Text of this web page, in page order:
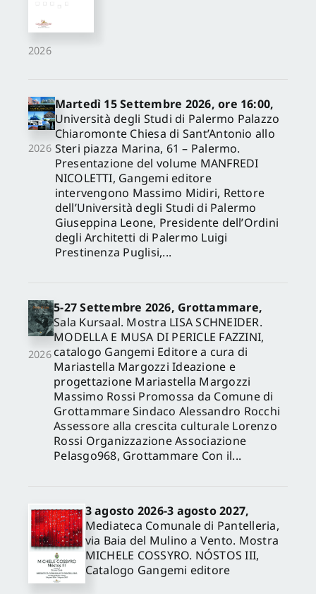
2026
2026
Martedì 15 Settembre 2026, ore 16:00,
Università degli Studi di Palermo Palazzo
Chiaromonte Chiesa di Sant’Antonio allo
Steri piazza Marina, 61 – Palermo.
Presentazione del volume MANFREDI
NICOLETTI, Gangemi editore
intervengono Massimo Midiri, Rettore
dell’Università degli Studi di Palermo
Giuseppina Leone, Presidente dell’Ordini
degli Architetti di Palermo Luigi
Prestinenza Puglisi,...
2026
5-27 Settembre 2026, Grottammare,
Sala Kursaal. Mostra LISA SCHNEIDER.
MODELLA E MUSA DI PERICLE FAZZINI,
catalogo Gangemi Editore a cura di
Mariastella Margozzi Ideazione e
progettazione Mariastella Margozzi
Massimo Rossi Promossa da Comune di
Grottammare Sindaco Alessandro Rocchi
Assessore alla crescita culturale Lorenzo
Rossi Organizzazione Associazione
Pelasgo968, Grottammare Con il...
3 agosto 2026-3 agosto 2027,
Mediateca Comunale di Pantelleria,
via Baia del Mulino a Vento. Mostra
MICHELE COSSYRO. NÓSTOS III,
Catalogo Gangemi editore